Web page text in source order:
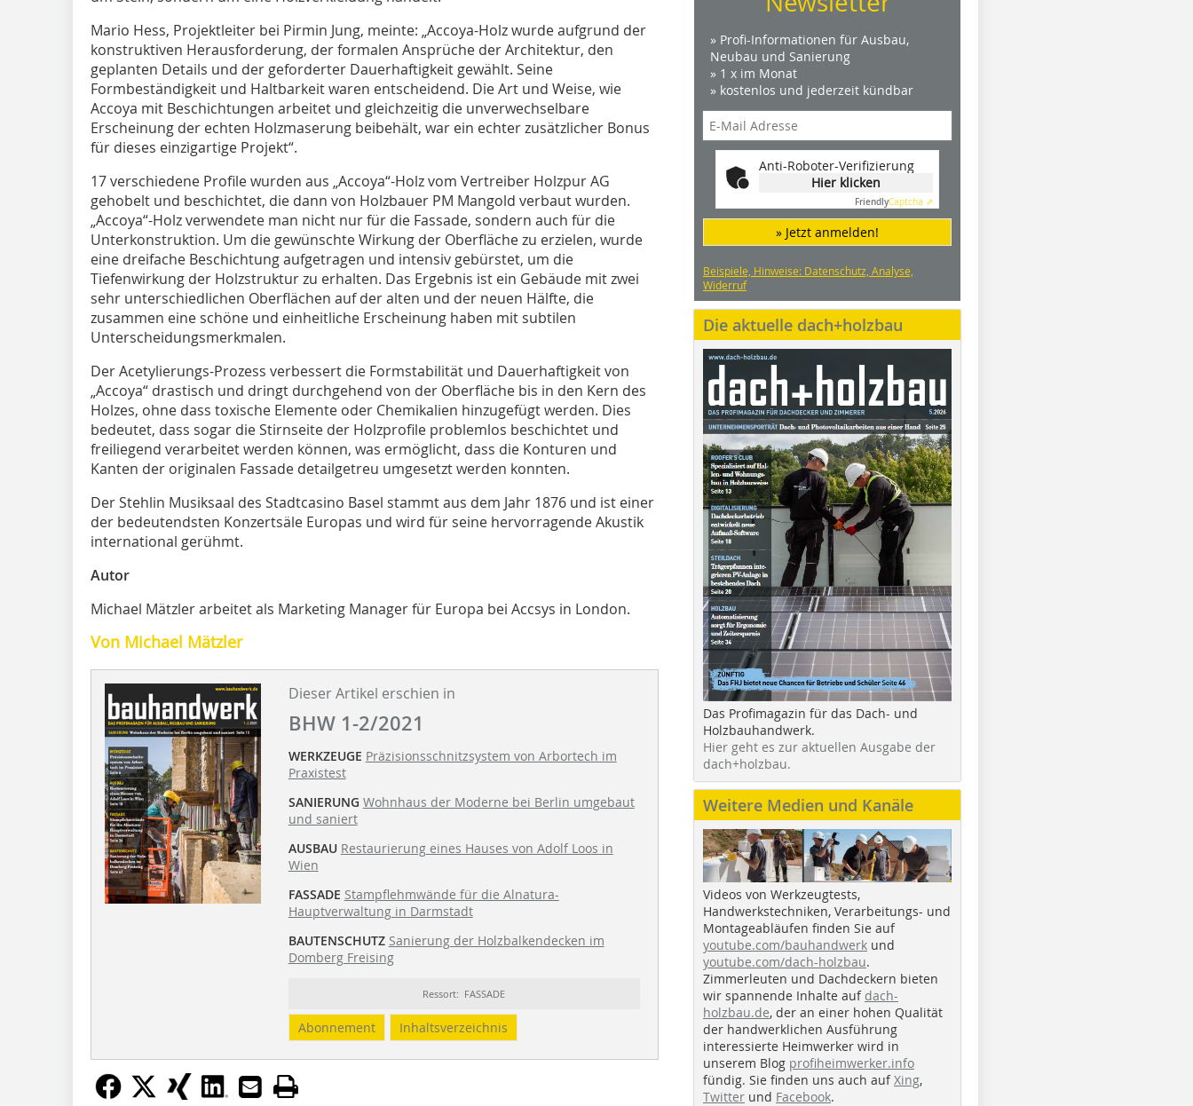
Mario Hess, Projektleiter bei Pirmin Jung, meinte: „Accoya-Holz wurde aufgrund der
konstruktiven Herausforderung, der formalen Ansprüche der Architektur, den
geplanten Details und der geforderter Dauerhaftigkeit gewählt. Seine
Formbeständigkeit und Haltbarkeit waren entscheidend. Die Art und Weise, wie
Accoya mit Beschichtungen arbeitet und gleichzeitig die unverwechselbare
Erscheinung der echten Holzmaserung beibehält, war ein echter zusätzlicher Bonus
für dieses einzigartige Projekt“.
17 verschiedene Profile wurden aus „Accoya“-Holz vom Vertreiber Holzpur AG
gehobelt und beschichtet, die dann von Holzbauer PM Mangold verbaut wurden.
„Accoya“-Holz verwendete man nicht nur für die Fassade, sondern auch für die
Unterkonstruktion. Um die gewünschte Wirkung der Oberfläche zu erzielen, wurde
eine dreifache Beschichtung aufgetragen und intensiv gebürstet, um die
Tiefenwirkung der Holzstruktur zu erhalten. Das Ergebnis ist ein Gebäude mit zwei
sehr unterschiedlichen Oberflächen auf der alten und der neuen Hälfte, die
zusammen eine schöne und einheitliche Erscheinung haben mit subtilen
Unterscheidungsmerkmalen.
Der Acetylierungs-Prozess verbessert die Formstabilität und Dauerhaftigkeit von
„Accoya“ drastisch und dringt durchgehend von der Oberfläche bis in den Kern des
Holzes, ohne dass toxische Elemente oder Chemikalien hinzugefügt werden. Dies
bedeutet, dass sogar die Stirnseite der Holzprofile problemlos beschichtet und
freiliegend verarbeitet werden können, was ermöglicht, dass die Konturen und
Kanten der originalen Fassade detailgetreu umgesetzt werden konnten.
Der Stehlin Musiksaal des Stadtcasino Basel stammt aus dem Jahr 1876 und ist einer
der bedeutendsten Konzertsäle Europas und wird für seine hervorragende Akustik
international gerühmt.
Autor
Michael Mätzler arbeitet als Marketing Manager für Europa bei Accsys in London.
Von Michael Mätzler
Dieser Artikel erschien in
BHW 1-2/2021
WERKZEUGE Präzisionsschnitzsystem von Arbortech im
Praxistest
SANIERUNG Wohnhaus der Moderne bei Berlin umgebaut
und saniert
AUSBAU Restaurierung eines Hauses von Adolf Loos in
Wien
FASSADE Stampflehmwände für die Alnatura-
Hauptverwaltung in Darmstadt
BAUTENSCHUTZ Sanierung der Holzbalkendecken im
Domberg Freising
Ressort: FASSADE
Abonnement Inhaltsverzeichnis
» Profi-Informationen für Ausbau,
Neubau und Sanierung
» 1 x im Monat
» kostenlos und jederzeit kündbar
Anti-Roboter-Verifizierung
Hier klicken
FriendlyCaptcha ⇗
» Jetzt anmelden!
Beispiele, Hinweise: Datenschutz, Analyse,
Widerruf
Die aktuelle dach+holzbau
Das Profimagazin für das Dach- und
Holzbauhandwerk.
Hier geht es zur aktuellen Ausgabe der
dach+holzbau.
Weitere Medien und Kanäle
Videos von Werkzeugtests,
Handwerkstechniken, Verarbeitungs- und
Montageabläufen finden Sie auf
youtube.com/bauhandwerk und
youtube.com/dach-holzbau.
Zimmerleuten und Dachdeckern bieten
wir spannende Inhalte auf dach-
holzbau.de, der an einer hohen Qualität
der handwerklichen Ausführung
interessierte Heimwerker wird in
unserem Blog profiheimwerker.info
fündig. Sie finden uns auch aufXing,
Twitter und Facebook.